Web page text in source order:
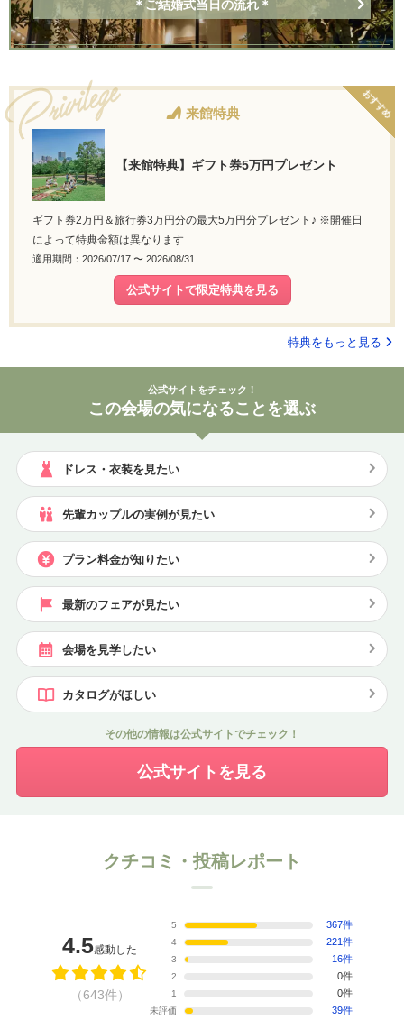
＊ご結婚式当日の流れ＊
おすすめ
来館特典
【来館特典】ギフト券5万円プレゼント
ギフト券2万円＆旅行券3万円分の最大5万円分プレゼント♪ ※開催日
によって特典金額は異なります
適用期間：2026/07/17 〜 2026/08/31
公式サイトで限定特典を見る
特典をもっと見る
公式サイトをチェック！
この会場の気になることを選ぶ
ドレス・衣装を見たい
先輩カップルの実例が見たい
プラン料金が知りたい
最新のフェアが見たい
会場を見学したい
カタログがほしい
その他の情報は公式サイトでチェック！
公式サイトを見る
クチコミ・投稿レポート
4.5感動した
（643件）
5 367件
4 221件
3 16件
2 0件
1 0件
未評価 39件